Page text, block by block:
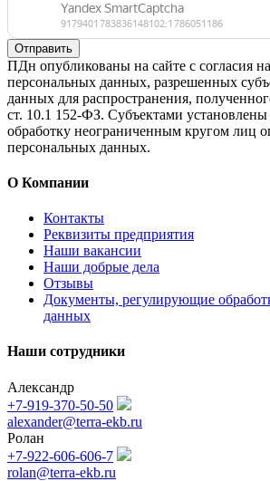
Отправить
ПДн опубликованы на сайте с согласия
персональных данных, разрешенных
данных для распространения,
ст. 10.1 152-ФЗ. Субъектами установлены
обработку неограниченным кругом лиц
персональных данных.
О Компании
Контакты
Реквизиты предприятия
Наши вакансии
Наши добрые дела
Отзывы
Документы, регулирующие
данных
Наши сотрудники
Александр
+7-919-370-50-50
alexander@terra-ekb.ru
Ролан
+7-922-606-606-7
rolan@terra-ekb.ru